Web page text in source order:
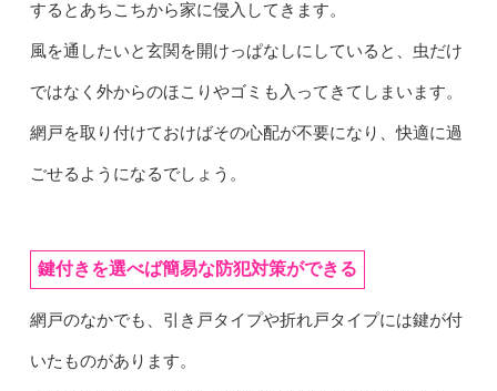
するとあちこちから家に侵入してきます。
風を通したいと玄関を開けっぱなしにしていると、虫だけ
ではなく外からのほこりやゴミも入ってきてしまいます。
網戸を取り付けておけばその心配が不要になり、快適に過
ごせるようになるでしょう。
鍵付きを選べば簡易な防犯対策ができる
網戸のなかでも、引き戸タイプや折れ戸タイプには鍵が付
いたものがあります。